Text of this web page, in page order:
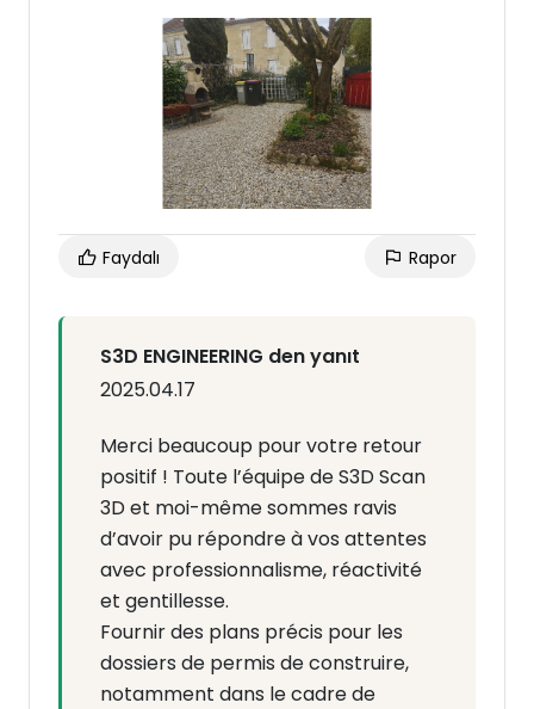
Faydalı Rapor
S3D ENGINEERING den yanıt
2025.04.17
Merci beaucoup pour votre retour
positif ! Toute l’équipe de S3D Scan
3D et moi-même sommes ravis
d’avoir pu répondre à vos attentes
avec professionnalisme, réactivité
et gentillesse.
Fournir des plans précis pour les
dossiers de permis de construire,
notamment dans le cadre de